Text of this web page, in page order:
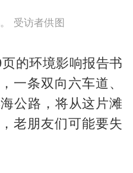
受访者供图
的环境影响报告书
一条双向六车道、
公路，将从这片滩
老朋友们可能要失